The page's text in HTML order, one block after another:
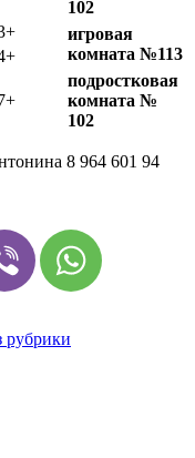
102
игровая
комната №113
подростковая
комната №
102
8 964 601 94
рубрики